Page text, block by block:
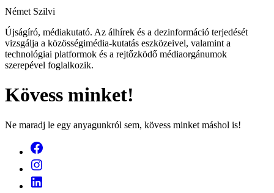
Német Szilvi
Újságíró, médiakutató. Az álhírek és a dezinformáció terjedését
vizsgálja a közösségimédia-kutatás eszközeivel, valamint a
technológiai platformok és a rejtőzködő médiaorgánumok
szerepével foglalkozik.
Kövess minket!
Ne maradj le egy anyagunkról sem, kövess minket máshol is!